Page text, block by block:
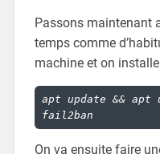
Passons maintenant
temps comme
machine et on
apt update && apt
fail2ban
On va ensuite faire